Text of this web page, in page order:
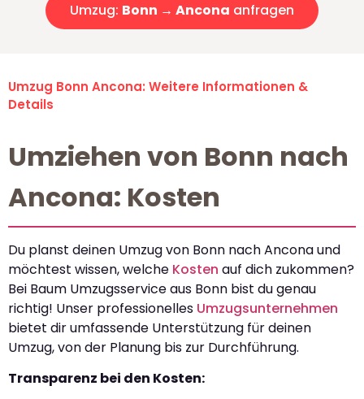
Umzug: Bonn → Ancona anfragen
Umzug Bonn Ancona: Weitere Informationen &
Details
Umziehen von Bonn nach
Ancona: Kosten
Du planst deinen Umzug von Bonn nach Ancona und
möchtest wissen, welche Kosten auf dich zukommen?
Bei Baum Umzugsservice aus Bonn bist du genau
richtig! Unser professionelles Umzugsunternehmen
bietet dir umfassende Unterstützung für deinen
Umzug, von der Planung bis zur Durchführung.
Transparenz bei den Kosten: